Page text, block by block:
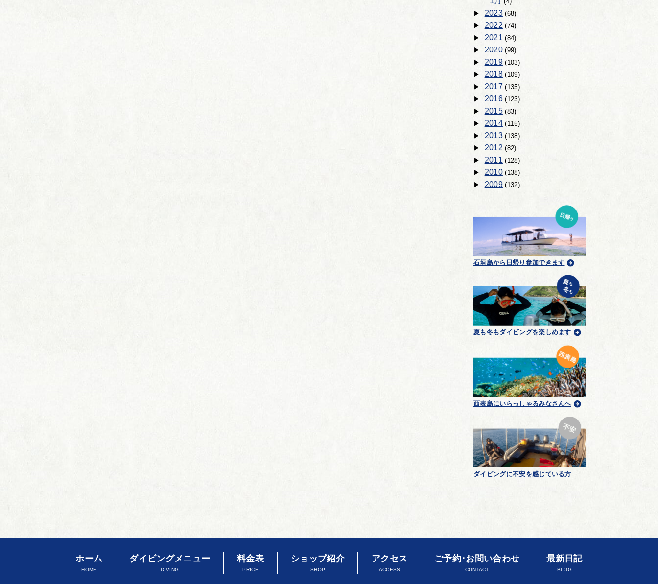
2023(68)
2022 (74)
2021(84)
2020(99)
2019(103)
2018(109)
2017 (135)
2016(123)
2015(83)
2014(115)
2013(138)
2012(82)
2011(128)
2010(138)
2009(132)
石垣島から日帰り参加できます
夏も冬もダイビングを楽しめます
西表島にいらっしゃるみなさんへ
ダイビングに不安を感じている方
ホーム
HOME
ダイビングメニュー
DIVING
料金表
PRICE
ショップ紹介
SHOP
アクセス
ACCESS
ご予約･お問い合わせ
CONTACT
最新日記
BLOG